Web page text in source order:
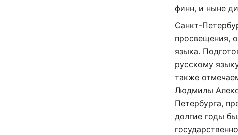
финн, и ныне
Санкт-
просвещения,
языка.
русскому
также
Людмилы
Петербурга,
долгие годы